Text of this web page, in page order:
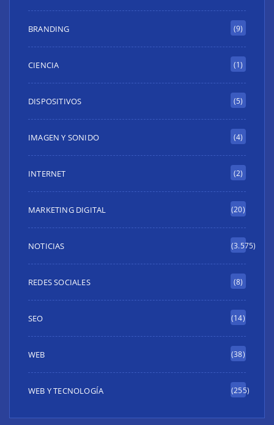
BRANDING (9)
CIENCIA (1)
DISPOSITIVOS (5)
IMAGEN Y SONIDO (4)
INTERNET (2)
MARKETING DIGITAL (20)
NOTICIAS (3.575)
REDES SOCIALES (8)
SEO (14)
WEB (38)
WEB Y TECNOLOGÍA (255)